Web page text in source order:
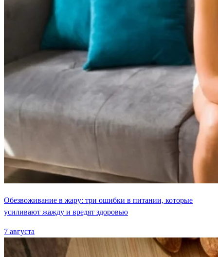
Обезвоживание в жару: три ошибки в питании, которые
усиливают жажду и вредят здоровью
7 августа